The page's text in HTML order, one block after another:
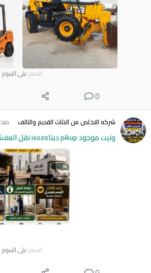
السعر على السوم
0
شركه التخلص من الاثاث القديم والتالف منذ 8 ساعات
ونيت موجود pikup ديناisozo نقل العفش وتخلص من الكراكيب
السعر على السوم